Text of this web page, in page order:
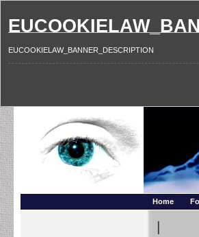
EUCOOKIELAW_BANNER_DESCRIPTION
Home
|